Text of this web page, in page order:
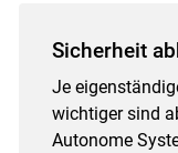
Sicherheit
Je
wichtiger sind
Autonome